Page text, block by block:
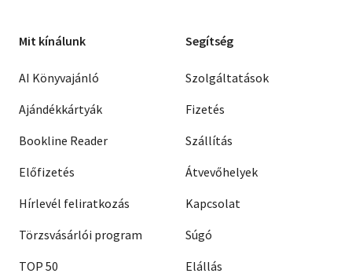
Mit kínálunk
AI Könyvajánló
Ajándékkártyák
Bookline Reader
Előfizetés
Hírlevél feliratkozás
Törzsvásárlói program
TOP 50
Segítség
Szolgáltatások
Fizetés
Szállítás
Átvevőhelyek
Kapcsolat
Súgó
Elállás